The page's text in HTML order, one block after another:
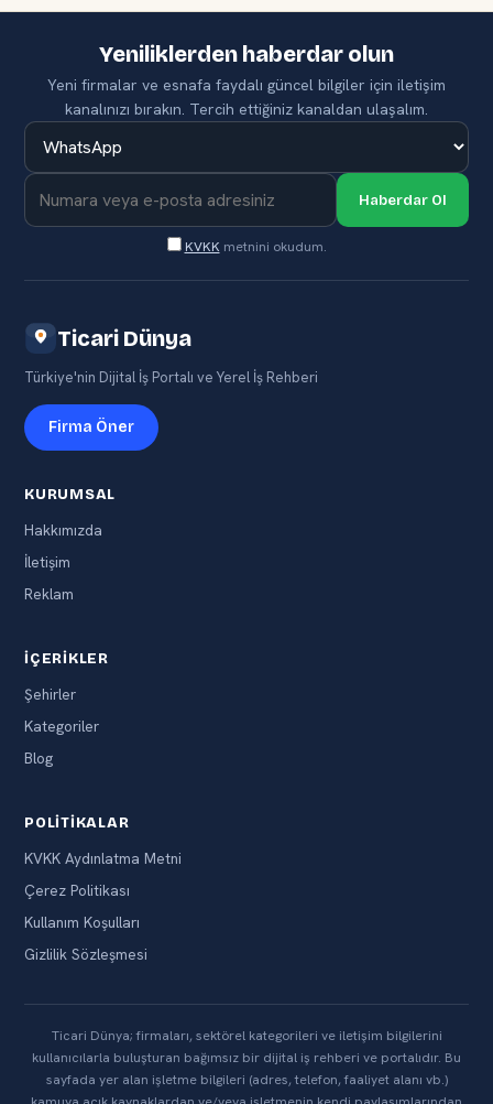
Yeniliklerden haberdar olun
Yeni firmalar ve esnafa faydalı güncel bilgiler için iletişim
kanalınızı bırakın. Tercih ettiğiniz kanaldan ulaşalım.
Haberdar Ol
KVKK metnini okudum.
Ticari Dünya
Türkiye'nin Dijital İş Portalı ve Yerel İş Rehberi
Firma Öner
KURUMSAL
Hakkımızda
İletişim
Reklam
İÇERIKLER
Şehirler
Kategoriler
Blog
POLITIKALAR
KVKK Aydınlatma Metni
Çerez Politikası
Kullanım Koşulları
Gizlilik Sözleşmesi
Ticari Dünya; firmaları, sektörel kategorileri ve iletişim bilgilerini
kullanıcılarla buluşturan bağımsız bir dijital iş rehberi ve portalıdır. Bu
sayfada yer alan işletme bilgileri (adres, telefon, faaliyet alanı vb.)